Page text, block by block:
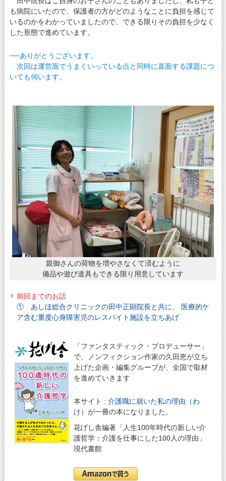
も病院にいたので、保護者の方がどのようなことに負担を感じて
いるのかをわかっていましたので、できる限りその負担を少なく
した形態で進めています。
──ありがとうございます。
次回は運営面でうまくいっている点と同時に直面する課題につ
いても伺います。
親御さんの荷物を増やさなくて済むように
備品や遊び道具もできる限り用意しています
前回までのお話
① あしほ総合クリニックの田中正顕院長と共に、 医療的ケ
ア含む重度心身障害児のレスパイト施設を立ちあげ
「ファンタスティック・プロデューサー」
で、ノンフィクション作家の久田恵が立ち
上げた企画・編集グループが、全国で取材
を進めていきます
本サイト : 介護職に就いた私の理由（わ
け） が一冊の本になりました。
花げし舎編著「人生100年時代の新しい介
護哲学：介護を仕事にした100人の理由」
現代書館